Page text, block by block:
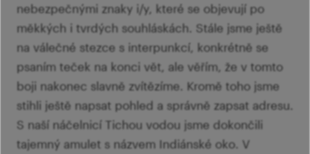
nebezpečnými znaky i/y, které se objevují po
měkkých i tvrdých souhláskách. Stále jsme ještě
na válečné stezce s interpunkcí, konkrétně se
psaním teček na konci vět, ale věřím, že v tomto
boji nakonec slavně zvítězíme. Kromě toho jsme
stihli ještě napsat pohled a správně zapsat adresu.
S naší náčelnicí Tichou vodou jsme dokončili
tajemný amulet s názvem Indiánské oko. V